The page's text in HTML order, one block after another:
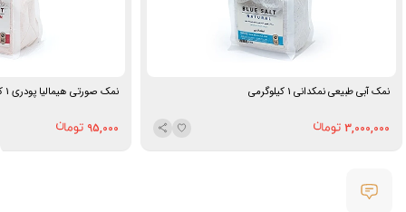
نمک آبی طبیعی نمکدانی 1 کیلوگرمی
3,000,000
نمک صورتی هیمالیا پودری 1 کیلوگرمی
95,000